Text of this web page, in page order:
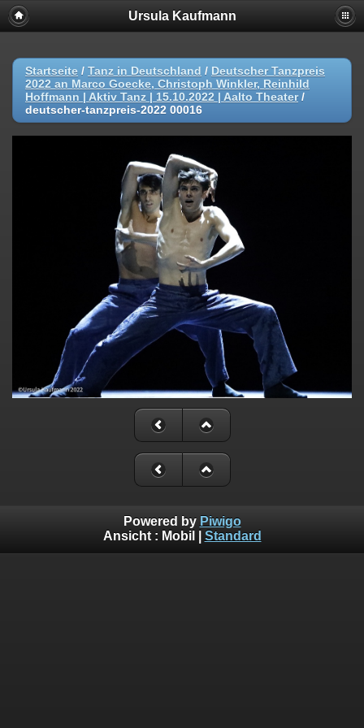
Ursula Kaufmann
Startseite / Tanz in Deutschland / Deutscher Tanzpreis
2022 an Marco Goecke, Christoph Winkler, Reinhild
Hoffmann | Aktiv Tanz | 15.10.2022 | Aalto Theater/
deutscher-tanzpreis-2022 00016
Powered by Piwigo
Ansicht : Mobil Standard